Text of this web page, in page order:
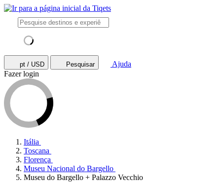
pt / USD Pesquisar
Ajuda
Fazer login
Itália
Toscana
Florença
Museu Nacional do Bargello
Museu do Bargello + Palazzo Vecchio